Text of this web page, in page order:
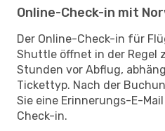
Online-Check-in mit
Der Online-Check-in für
Shuttle öffnet in der Regel
Stunden vor Abflug,
Tickettyp. Nach der
Sie eine Erinnerungs-E-
Check-in.